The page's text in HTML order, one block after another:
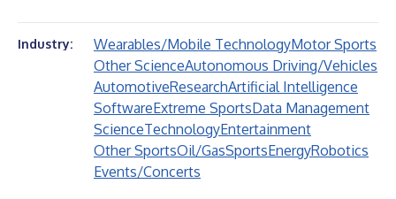
Industry: Wearables/Mobile TechnologyMotor Sports
Other ScienceAutonomous Driving/Vehicles
AutomotiveResearchArtificial Intelligence
SoftwareExtreme SportsData Management
ScienceTechnologyEntertainment
Other SportsOil/GasSportsEnergyRobotics
Events/Concerts